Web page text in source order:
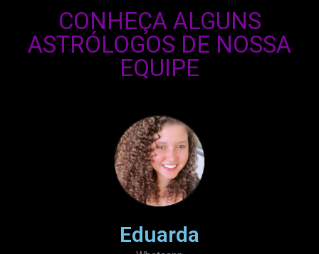
CONHEÇA ALGUNS
ASTRÓLOGOS DE NOSSA
EQUIPE
Eduarda